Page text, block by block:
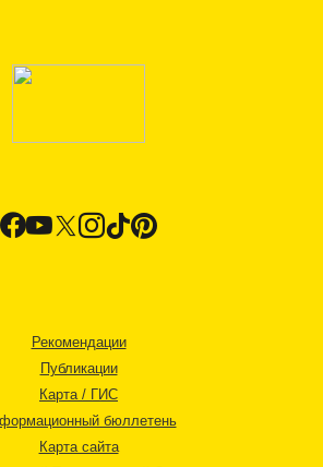
Рекомендации
Публикации
Карта / ГИС
бюллетень
Карта сайта